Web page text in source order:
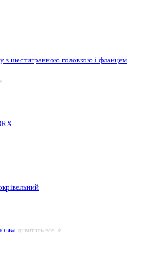
з шестигранною головкою і фланцем
дивитись все